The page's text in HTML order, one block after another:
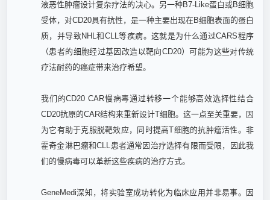
液恶性肿瘤设计复杂疗法的决心。另一种B7-Like蛋白或B细胞
受体，对CD20具有抗性，是一种主要出现在B细胞表面的蛋白
质，并导致NHL和CLL等疾病。这就是为什么通过CARS程序
（患者的细胞经过基因改造以靶向CD20）可能为这些对传统
疗法耐药的癌症带来治疗希望。
我们的CD20 CAR慢病毒通过转移一个能够高效选择性结合
CD20抗原的CAR结构来重新设计T细胞。这一点至关重要，因
为它有助于克服脱靶效应，同时提高T细胞的抗肿瘤活性。非
霍奇金淋巴瘤和CLL患者通常因治疗选择有限而受限，因此我
们的慢病毒可以革新这些疾病的治疗方式。
GeneMedi深知，将实验室成功转化为临床应用并非易事。因